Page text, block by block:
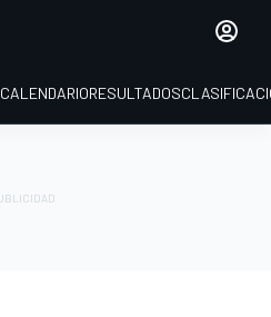
CALENDARIORESULTADOS